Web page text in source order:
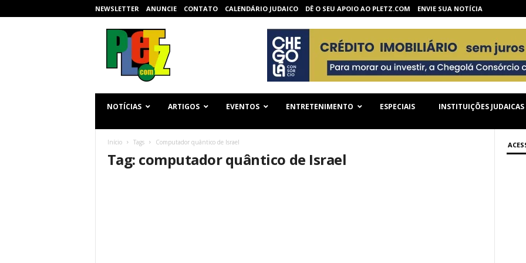
NEWSLETTER ANUNCIE CONTATO CALENDÁRIO JUDAICO DÊ O SEU APOIO AO PLETZ.COM ENVIE SUA NOTÍCIA
NOTÍCIAS ARTIGOS EVENTOS ENTRETENIMENTO ESPECIAIS INSTITUIÇÕES JUDAICAS
Início Tags Computador quântico de Israel
Tag: computador quântico de Israel